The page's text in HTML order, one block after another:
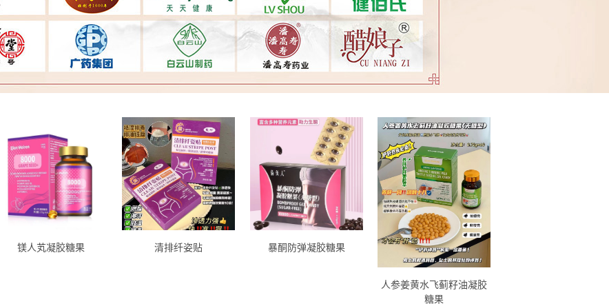
镁人芄凝胶糖果 清排纤姿贴 暴酮防弹凝胶糖果
人参姜黄水飞蓟籽油凝胶
糖果